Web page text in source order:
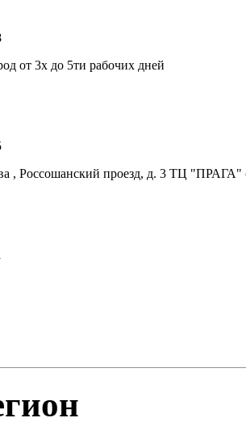
от 3х до 5ти рабочих дней
, Россошанский проезд, д. 3 ТЦ